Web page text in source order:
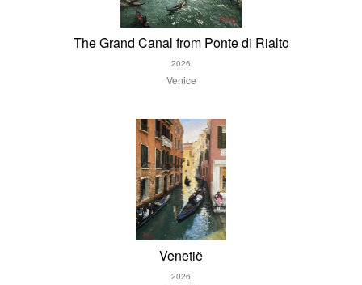
The Grand Canal from Ponte di Rialto
2026
Venice
Venetië
2026